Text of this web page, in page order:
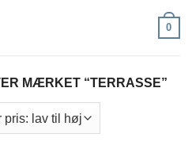
0
MÆRKET “TERRASSE”